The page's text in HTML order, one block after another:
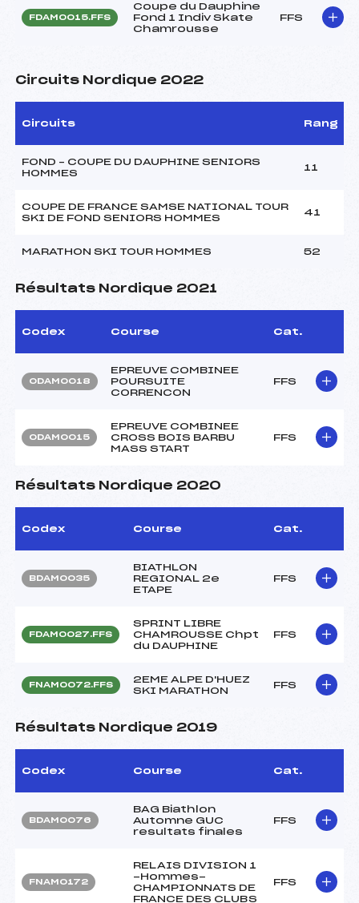
FDAM0015.FFS
Coupe du Dauphine
Fond 1 Indiv Skate
Chamrousse
FFS
Circuits Nordique 2022
Circuits Rang
FOND – COUPE DU DAUPHINE SENIORS
HOMMES
11
COUPE DE FRANCE SAMSE NATIONAL TOUR
SKI DE FOND SENIORS HOMMES
41
MARATHON SKI TOUR HOMMES 52
Résultats Nordique 2021
Codex Course Cat.
ODAM0018
EPREUVE COMBINEE
POURSUITE
CORRENCON
FFS
ODAM0015
EPREUVE COMBINEE
CROSS BOIS BARBU
MASS START
FFS
Résultats Nordique 2020
Codex Course Cat.
BDAM0035
BIATHLON
REGIONAL 2e
ETAPE
FFS
FDAM0027.FFS
SPRINT LIBRE
CHAMROUSSE Chpt
du DAUPHINE
FFS
FNAM0072.FFS
2EME ALPE D'HUEZ
SKI MARATHON
FFS
Résultats Nordique 2019
Codex Course Cat.
BDAM0076
BAG Biathlon
Automne GUC
resultats finales
FFS
FNAM0172
RELAIS DIVISION 1
-Hommes-
CHAMPIONNATS DE
FRANCE DES CLUBS
FFS